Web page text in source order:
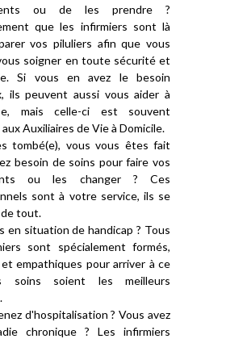
ou de les prendre ?
que les infirmiers sont là
vos piluliers afin que vous
soigner en toute sécurité et
Si vous en avez le besoin
ils peuvent aussi vous aider à
mais celle-ci est souvent
Auxiliaires de Vie à Domicile.
tombé(e), vous vous êtes fait
besoin de soins pour faire vos
ou les changer ? Ces
sont à votre service, ils se
tout.
en situation de handicap ? Tous
sont spécialement formés,
empathiques pour arriver à ce
soins soient les meilleurs
d'hospitalisation ? Vous avez
chronique ? Les infirmiers